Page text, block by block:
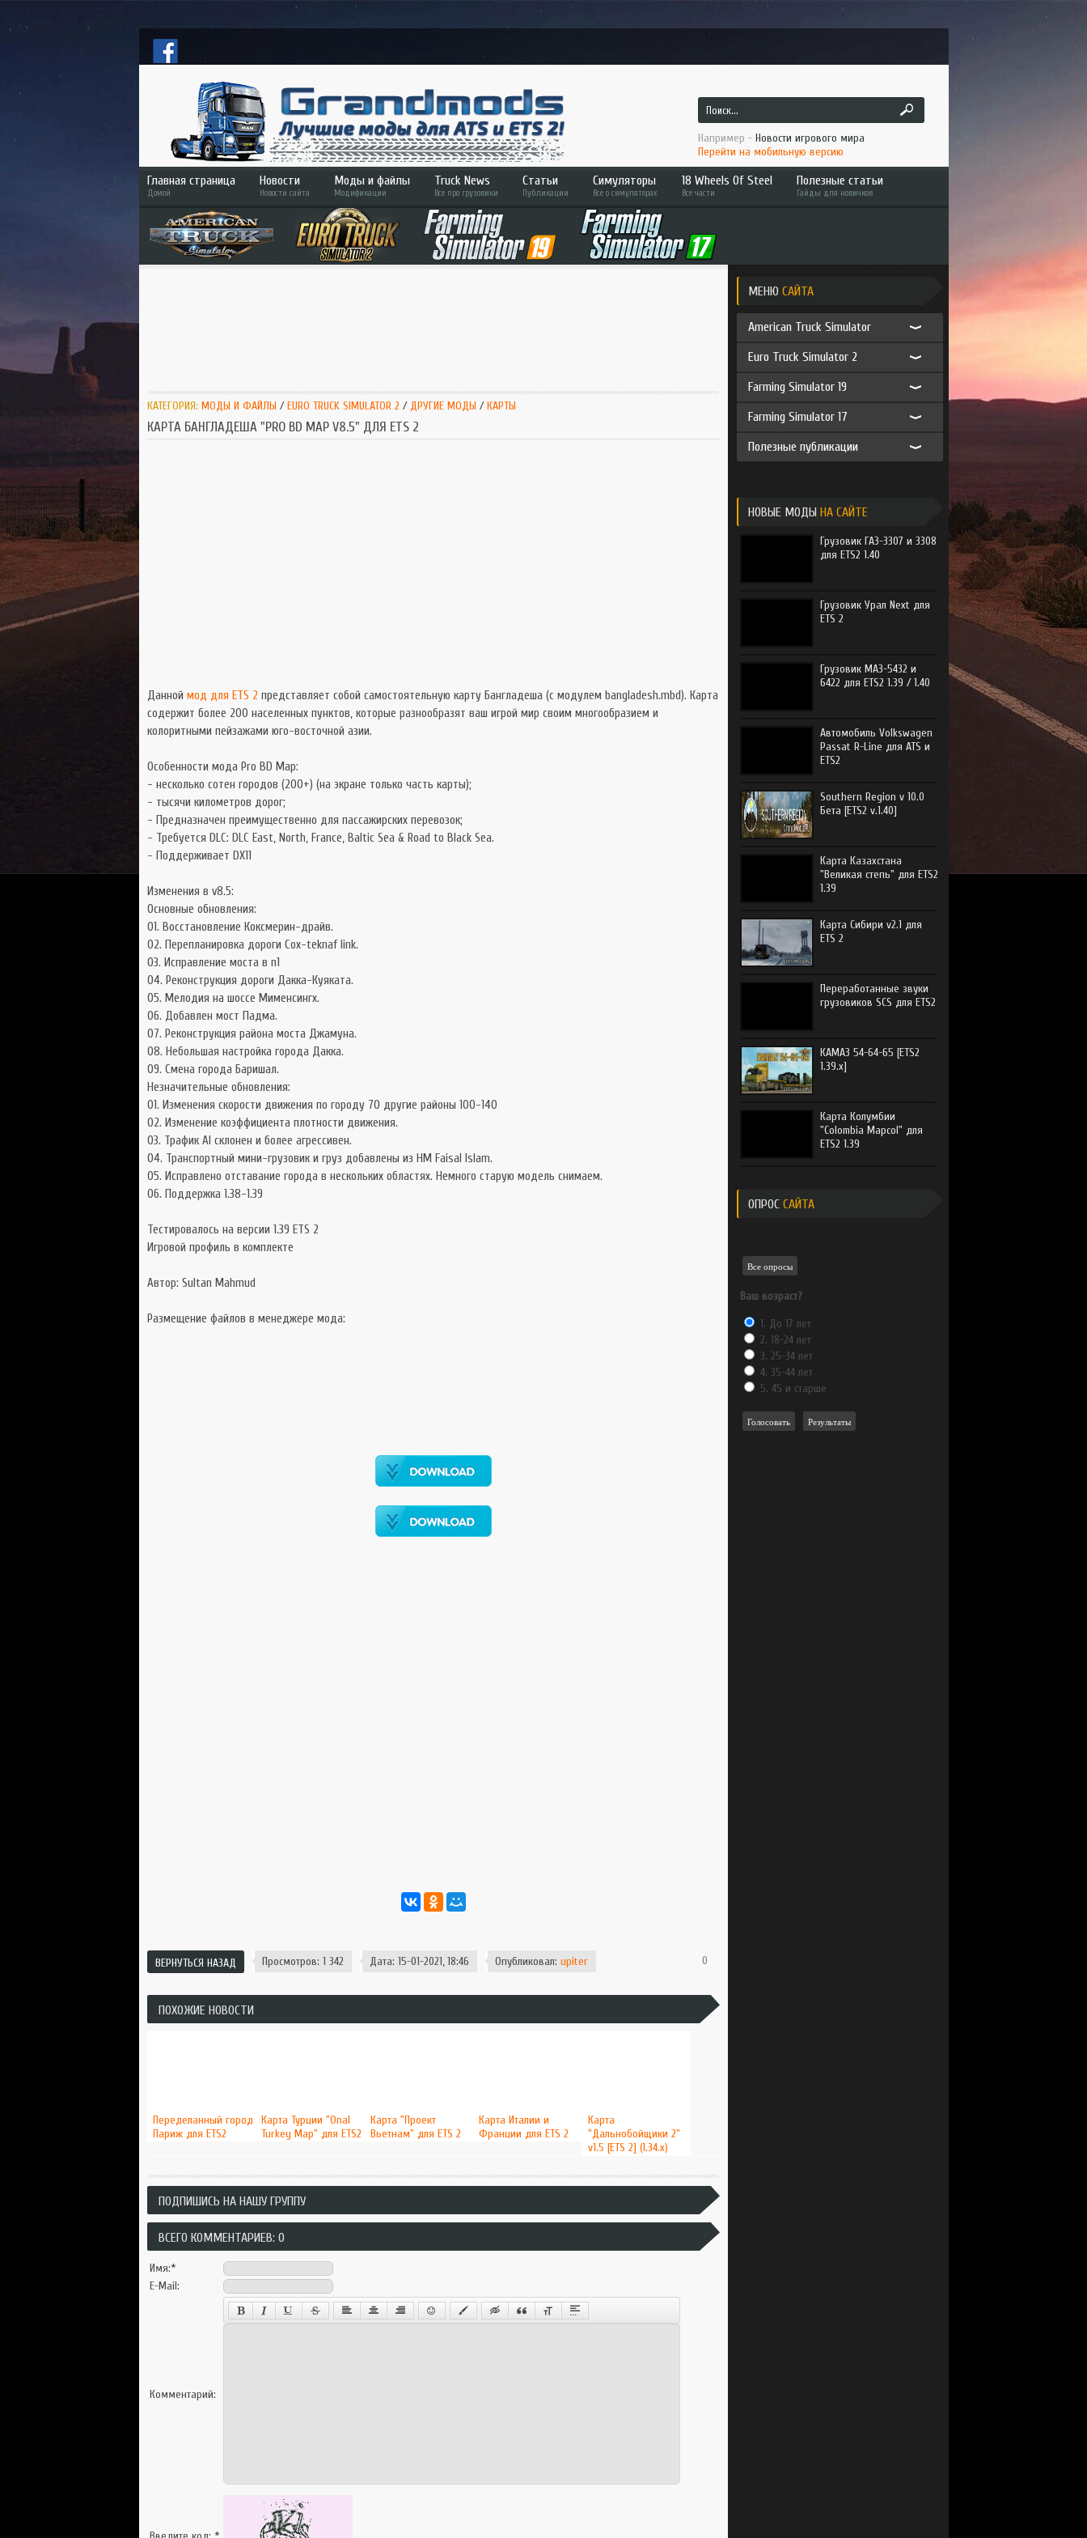
Например - Новости игрового мира
Перейти на мобильную версию
Главная страница
Домой
Новости
Новости сайта
Моды и файлы
Модификации
ETS 2
ATS
Truck News
Все про грузовики
Статьи
Публикации
Симуляторы
Все о симуляторах
ATS
Bus Simulator
Симуляторы
18 Wheels Of Steel
Все части
Hard Truck
Across America
Pedal to the Metal
American Long Haul
Extreme Trucker 2
Полезные статьи
Гайды для новичков
КАТЕГОРИЯ: МОДЫ И ФАЙЛЫ /EURO TRUCK SIMULATOR 2 / ДРУГИЕ МОДЫ /КАРТЫ
КАРТА БАНГЛАДЕША "PRO BD MAP V8.5" ДЛЯ ETS 2
Данной мод для ETS 2 представляет собой самостоятельную карту Бангладеша (с модулем bangladesh.mbd). Карта
содержит более 200 населенных пунктов, которые разнообразят ваш игрой мир своим многообразием и
колоритными пейзажами юго-восточной азии.
Особенности мода Pro BD Map:
- несколько сотен городов (200+) (на экране только часть карты);
- тысячи километров дорог;
- Предназначен преимущественно для пассажирских перевозок;
- Требуется DLC: DLC East, North, France, Baltic Sea & Road to Black Sea.
- Поддерживает DX11
Изменения в v8.5:
Основные обновления:
01. Восстановление Коксмерин-драйв.
02. Перепланировка дороги Cox-teknaf link.
03. Исправление моста в n1
04. Реконструкция дороги Дакка-Куяката.
05. Мелодия на шоссе Мименсингх.
06. Добавлен мост Падма.
07. Реконструкция района моста Джамуна.
08. Небольшая настройка города Дакка.
09. Смена города Баришал.
Незначительные обновления:
01. Изменения скорости движения по городу 70 другие районы 100-140
02. Изменение коэффициента плотности движения.
03. Трафик AI склонен и более агрессивен.
04. Транспортный мини-грузовик и груз добавлены из HM Faisal Islam.
05. Исправлено отставание города в нескольких областях. Немного старую модель снимаем.
06. Поддержка 1.38-1.39
Тестировалось на версии 1.39 ETS 2
Игровой профиль в комплекте
Автор: Sultan Mahmud
Размещение файлов в менеджере мода:
ВЕРНУТЬСЯ НАЗАД Просмотров: 1 342 Дата: 15-01-2021, 18:46 Опубликовал: upiter 0
ПОХОЖИЕ НОВОСТИ
Переделанный город
Париж для ETS2
Карта Турции "Onal
Turkey Map" для ETS2
Карта "Проект
Вьетнам" для ETS 2
Карта Италии и
Франции для ETS 2
Карта
"Дальнобойщики 2"
v1.5 [ETS 2] (1.34.x)
ПОДПИШИСЬ НА НАШУ ГРУППУ
ВСЕГО КОММЕНТАРИЕВ: 0
Имя:*
E-Mail:
Комментарий:
МЕНЮ САЙТА
American Truck Simulator
Euro Truck Simulator 2
Farming Simulator 19
Farming Simulator 17
Полезные публикации
НОВЫЕ МОДЫ НА САЙТЕ
Грузовик ГАЗ-3307 и 3308
для ETS2 1.40
Грузовик Урал Next для
ETS 2
Грузовик МАЗ-5432 и
6422 для ETS2 1.39 / 1.40
Автомобиль Volkswagen
Passat R-Line для ATS и
ETS2
Southern Region v 10.0
Бета [ETS2 v.1.40]
Карта Казахстана
"Великая степь" для ETS2
1.39
Карта Сибири v2.1 для
ETS 2
Переработанные звуки
грузовиков SCS для ETS2
КАМАЗ 54-64-65 [ETS2
1.39.x]
Карта Колумбии
"Colombia Mapcol" для
ETS2 1.39
ОПРОС САЙТА
Все опросы
Ваш возраст?
1. До 17 лет
2. 18-24 лет
3. 25-34 лет
4. 35-44 лет
5. 45 и старше
Голосовать Результаты